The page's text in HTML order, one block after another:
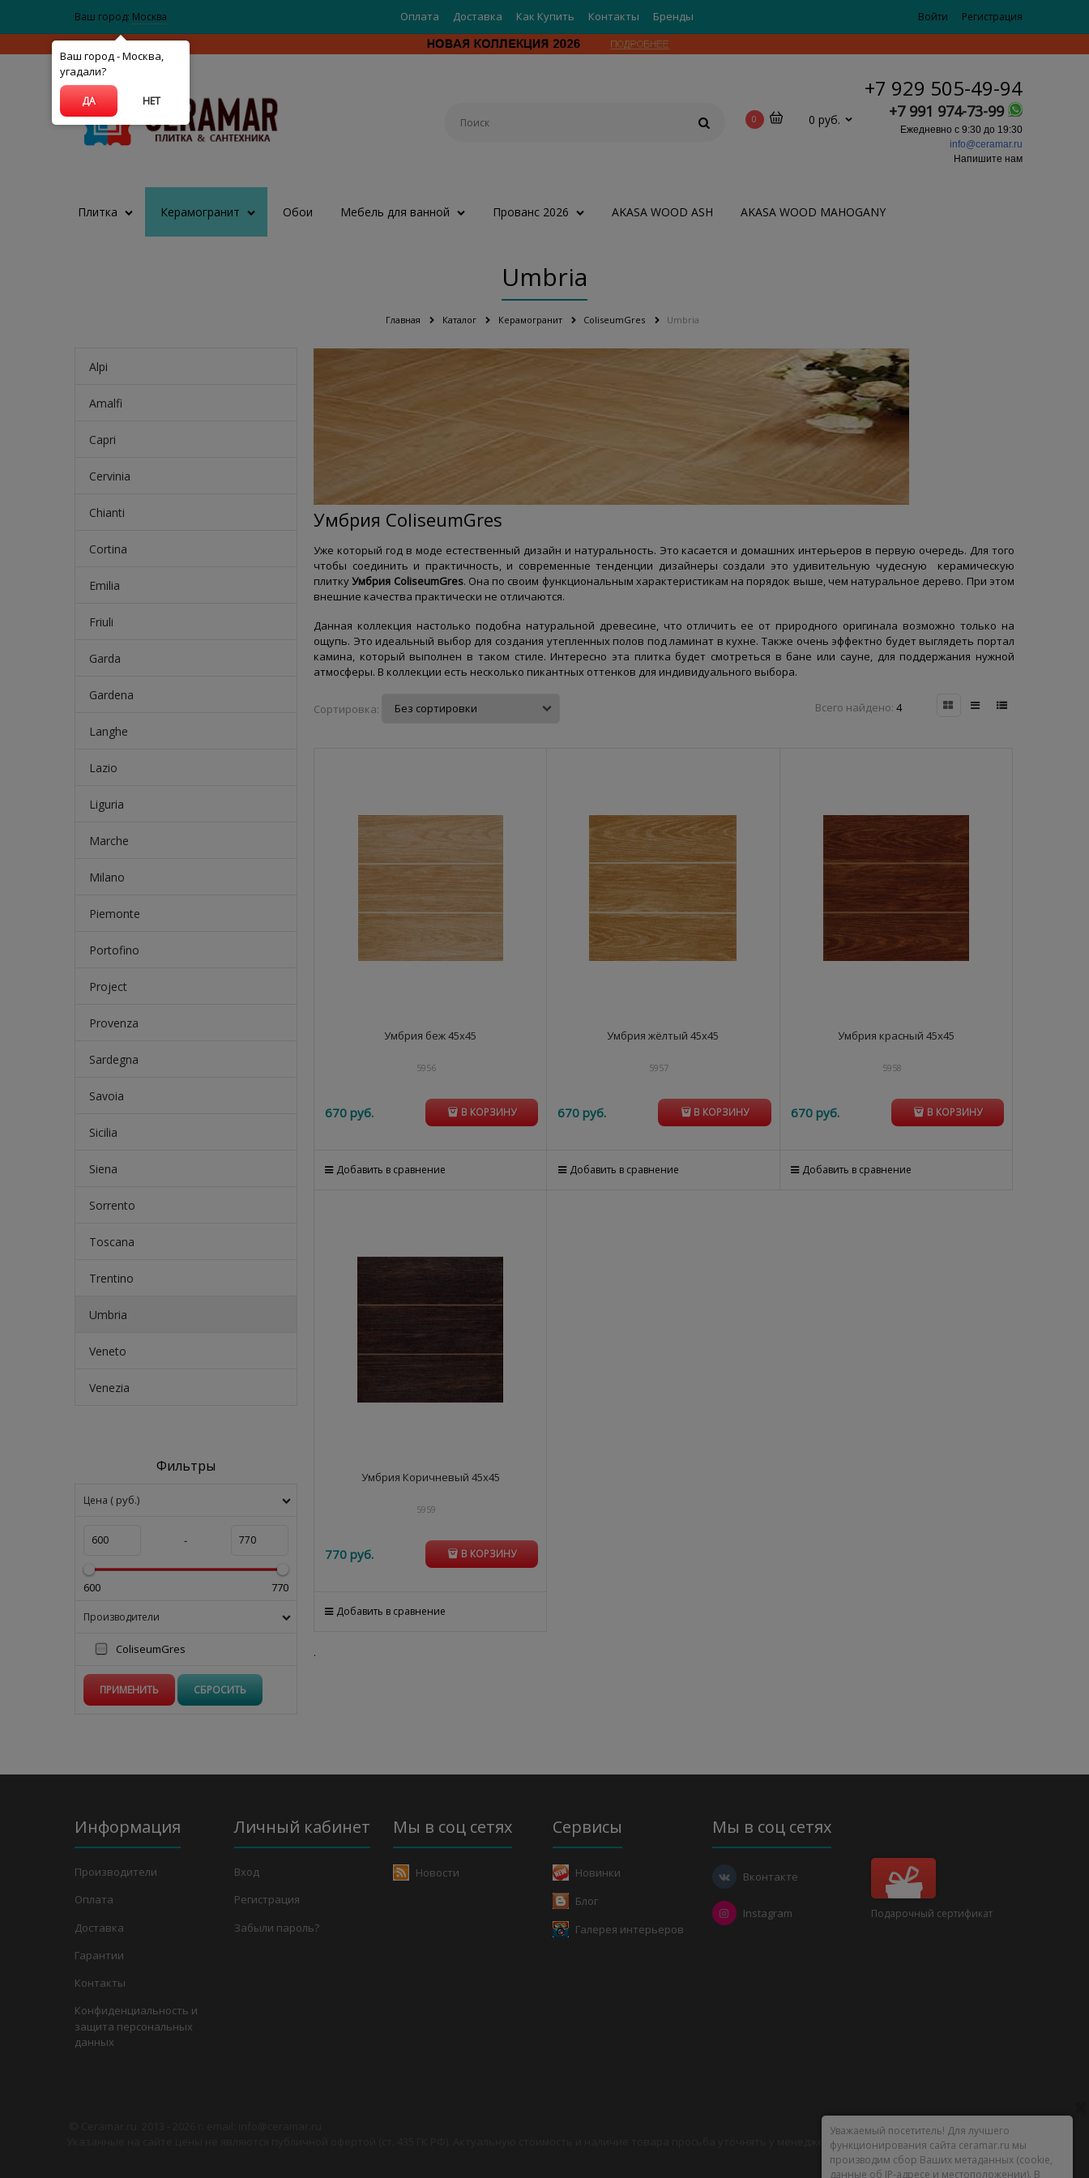
Ваш город: Москва Оплата Доставка Как Купить Контакты Бренды Войти Регистрация
0 0 руб.
+7 929 505-49-94
+7 991 974-73-99
Ежедневно с 9:30 до 19:30
info@ceramar.ru
Напишите нам
Плитка Керамогранит Обои Мебель для ванной Прованс 2026 AKASA WOOD ASH AKASA WOOD MAHOGANY
Umbria
Главная Каталог Керамогранит ColiseumGres Umbria
Alpi
Amalfi
Capri
Cervinia
Chianti
Cortina
Emilia
Friuli
Garda
Gardena
Langhe
Lazio
Liguria
Marche
Milano
Piemonte
Portofino
Project
Provenza
Sardegna
Savoia
Sicilia
Siena
Sorrento
Toscana
Trentino
Umbria
Veneto
Venezia
Фильтры
Цена ( руб.)
-
600 770
Производители
ColiseumGres
Умбрия ColiseumGres
Уже который год в моде естественный дизайн и натуральность. Это касается и домашних интерьеров в первую очередь. Для того
чтобы соединить и практичность, и современные тенденции дизайнеры создали это удивительную чудесную керамическую
плиткуУмбрия ColiseumGres. Она по своим функциональным характеристикам на порядок выше, чем натуральное дерево. При этом
внешние качества практически не отличаются.
Данная коллекция настолько подобна натуральной древесине, что отличить ее от природного оригинала возможно только на
ощупь. Это идеальный выбор для создания утепленных полов под ламинат в кухне. Также очень эффектно будет выглядеть портал
камина, который выполнен в таком стиле. Интересно эта плитка будет смотреться в бане или сауне, для поддержания нужной
атмосферы. В коллекции есть несколько пикантных оттенков для индивидуального выбора.
Сортировка: Всего найдено: 4
Умбрия беж 45x45
5956
670 руб. В КОРЗИНУ
Добавить в сравнение
Умбрия жёлтый 45x45
5957
670 руб. В КОРЗИНУ
Добавить в сравнение
Умбрия красный 45x45
5958
670 руб. В КОРЗИНУ
Добавить в сравнение
Умбрия Коричневый 45x45
5959
770 руб. В КОРЗИНУ
Добавить в сравнение
.
Информация
Производители
Оплата
Доставка
Гарантии
Контакты
Конфиденциальность и
защита персональных
данных
Личный кабинет
Вход
Регистрация
Забыли пароль?
Мы в соц сетях
Новости
Сервисы
Новинки
Блог
Галерея интерьеров
Мы в соц сетях
Вконтакте
Instagram Подарочный сертификат
Указанные на сайте цены не являются публичной офертой (ст. 435 ГК РФ). Актуальную стоимость и наличие товара просьба уточнять у менеджеров.
Ваш город - Москва,
угадали?
ДА НЕТ
Уважаемый посетитель! Для лучшего
функционирования сайта ceramar.ru мы
производим сбор Ваших метаданных (cookie,
данные об IP-адресе и местоположении). В